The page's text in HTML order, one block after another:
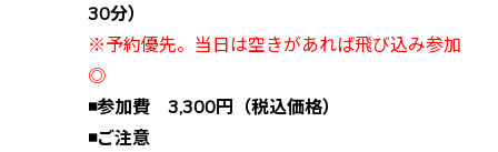
30分）
※予約優先。当日は空きがあれば飛び込み参加
◎
◾️参加費 3,300円（税込価格）
◾️ご注意